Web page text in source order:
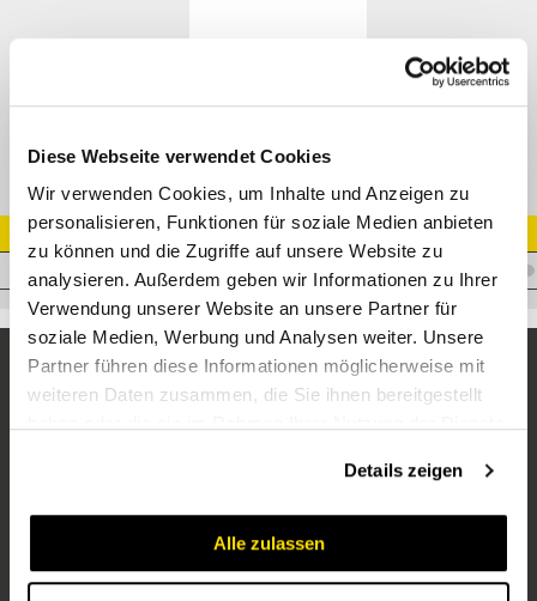
Diese Webseite verwendet Cookies
Wir verwenden Cookies, um Inhalte und Anzeigen zu
personalisieren, Funktionen für soziale Medien anbieten
zu können und die Zugriffe auf unsere Website zu
analysieren. Außerdem geben wir Informationen zu Ihrer
Verwendung unserer Website an unsere Partner für
soziale Medien, Werbung und Analysen weiter. Unsere
Partner führen diese Informationen möglicherweise mit
weiteren Daten zusammen, die Sie ihnen bereitgestellt
Details zeigen
Alle zulassen
Artikel Nr.
I.K13ORFSF145